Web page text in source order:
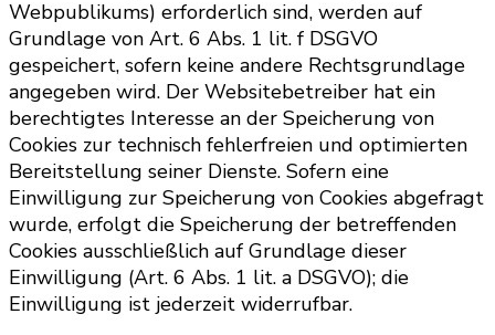
Webpublikums) erforderlich sind, werden auf
Grundlage von Art. 6 Abs. 1 lit. f DSGVO
gespeichert, sofern keine andere Rechtsgrundlage
angegeben wird. Der Websitebetreiber hat ein
berechtigtes Interesse an der Speicherung von
Cookies zur technisch fehlerfreien und optimierten
Bereitstellung seiner Dienste. Sofern eine
Einwilligung zur Speicherung von Cookies abgefragt
wurde, erfolgt die Speicherung der betreffenden
Cookies ausschließlich auf Grundlage dieser
Einwilligung (Art. 6 Abs. 1 lit. a DSGVO); die
Einwilligung ist jederzeit widerrufbar.